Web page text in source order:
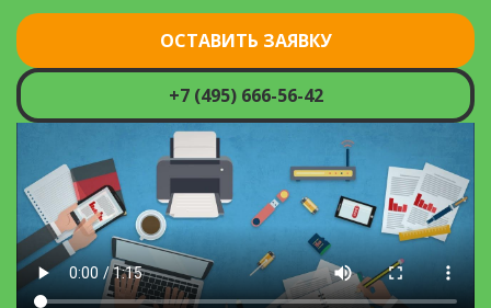
ОСТАВИТЬ ЗАЯВКУ
+7 (495) 666-56-42